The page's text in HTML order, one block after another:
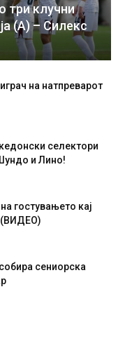
три клучни
(А) – Силекс
на натпреварот
селектори
и Лино!
гостувањето кај
(ВИДЕО)
сениорска